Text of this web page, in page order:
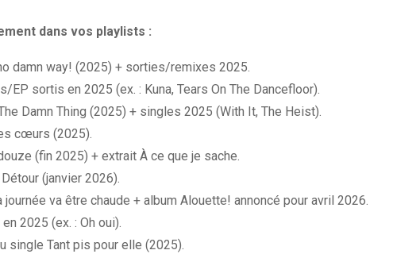
dans vos playlists :
damn way! (2025) + sorties/remixes 2025.
sortis en 2025 (ex. : Kuna, Tears On The Dancefloor).
Damn Thing (2025) + singles 2025 (With It, The Heist).
cœurs (2025).
(fin 2025) + extrait À ce que je sache.
(janvier 2026).
va être chaude + album Alouette! annoncé pour avril 2026.
2025 (ex. : Oh oui).
single Tant pis pour elle (2025).